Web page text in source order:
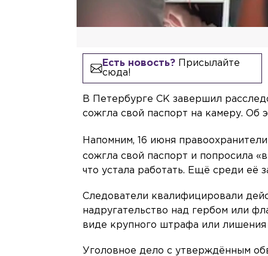
Есть новость?Присылайте
сюда!
В Петербурге СК завершил
сожгла свой паспорт на камеру.
Напомним, 16 июня правоохранители
сожгла свой паспорт и попросила
что устала работать. Ещё среди её
Следователи квалифицировали
надругательство над гербом или
виде крупного штрафа или лишения
Уголовное дело с утверждённым